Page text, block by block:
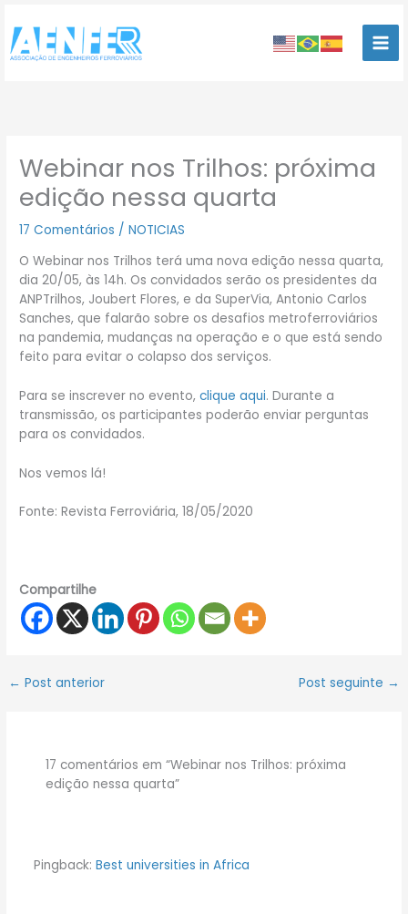
para
conteúdo
Webinar nos Trilhos: próxima
edição nessa quarta
17 Comentários /NOTICIAS
O Webinar nos Trilhos terá uma nova edição nessa quarta,
dia 20/05, às 14h. Os convidados serão os presidentes da
ANPTrilhos, Joubert Flores, e da SuperVia, Antonio Carlos
Sanches, que falarão sobre os desafios metroferroviários
na pandemia, mudanças na operação e o que está sendo
feito para evitar o colapso dos serviços.
Para se inscrever no evento,clique aqui. Durante a
transmissão, os participantes poderão enviar perguntas
para os convidados.
Nos vemos lá!
Fonte: Revista Ferroviária, 18/05/2020
Compartilhe
← Post anterior Post seguinte →
17 comentários em “Webinar nos Trilhos: próxima
edição nessa quarta”
Pingback: Best universities in Africa